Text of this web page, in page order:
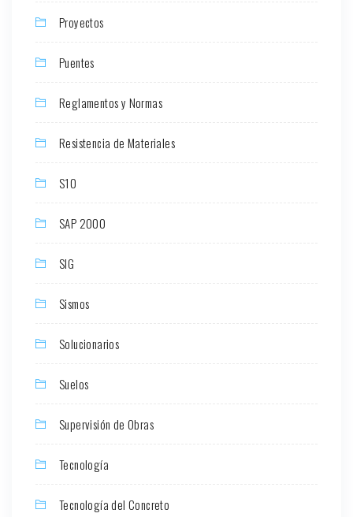
Proyectos
Puentes
Reglamentos y Normas
Resistencia de Materiales
S10
SAP 2000
SIG
Sismos
Solucionarios
Suelos
Supervisión de Obras
Tecnología
Tecnología del Concreto